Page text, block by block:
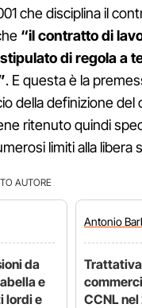
che disciplina il
“il contratto di
di regola a
. E questa è la
della definizione del
ritenuto quindi
limiti alla libera
AUTORE
da
e
lordi e
Antonio
CCNL